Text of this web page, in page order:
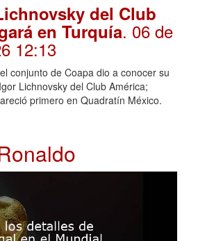
del Club
en Turquía. 06 de
12:13
conjunto de Coapa dio a conocer su
Lichnovsky del Club América;
primero en Quadratín México.